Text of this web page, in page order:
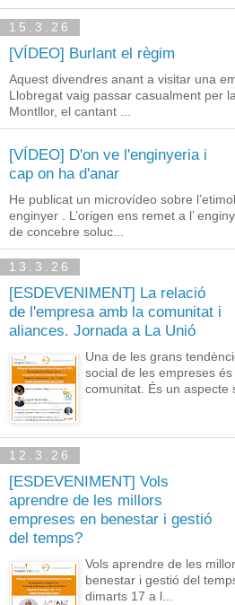
15.3.26
[VÍDEO] Burlant el règim
Aquest divendres anant a visitar una
Llobregat vaig passar casualment per
Montllor, el cantant ...
[VÍDEO] D'on ve l'enginyeria i
cap on ha d'anar
He publicat un microvídeo sobre
enginyer . L’origen ens remet a l’
de concebre soluc...
13.3.26
[ESDEVENIMENT] La relació
de l'empresa amb la comunitat i
aliances. Jornada a La Unió
Una de les grans
social de les empreses
comunitat. És un aspecte
12.3.26
[ESDEVENIMENT] Vols
aprendre de les millors
empreses en benestar i gestió
del temps?
Vols aprendre de les
benestar i gestió del
dimarts 17 a l...